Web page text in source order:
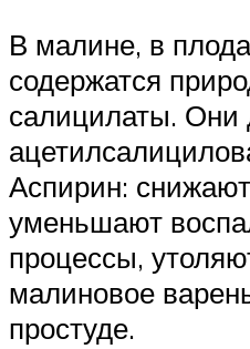
В малине, в
содержатся
салицилаты. Они
Аспирин:
уменьшают
процессы,
малиновое
простуде.